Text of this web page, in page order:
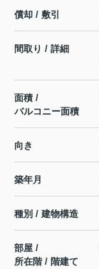
償却 / 敷引
間取り / 詳細
面積 /
バルコニー面積
向き
築年月
種別 / 建物構造
部屋 /
所在階 / 階建て